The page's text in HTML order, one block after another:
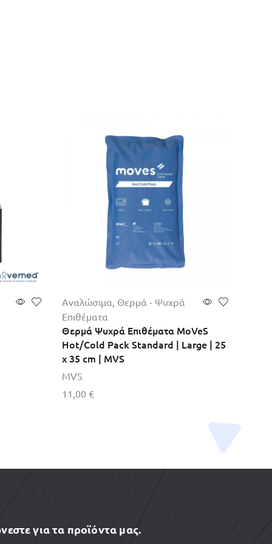
Αναλώσιμα, Θερμά - Ψυχρά
Επιθέματα
Θερμά Ψυχρά Επιθέματα MoVeS
Hot/Cold Pack Standard | Large | 25
x 35 cm | MVS
MVS
11,00 €
για τα προϊόντα μας.